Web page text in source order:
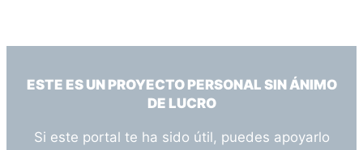
ESTE ES UN PROYECTO PERSONAL SIN ÁNIMO
DE LUCRO
Si este portal te ha sido útil, puedes apoyarlo